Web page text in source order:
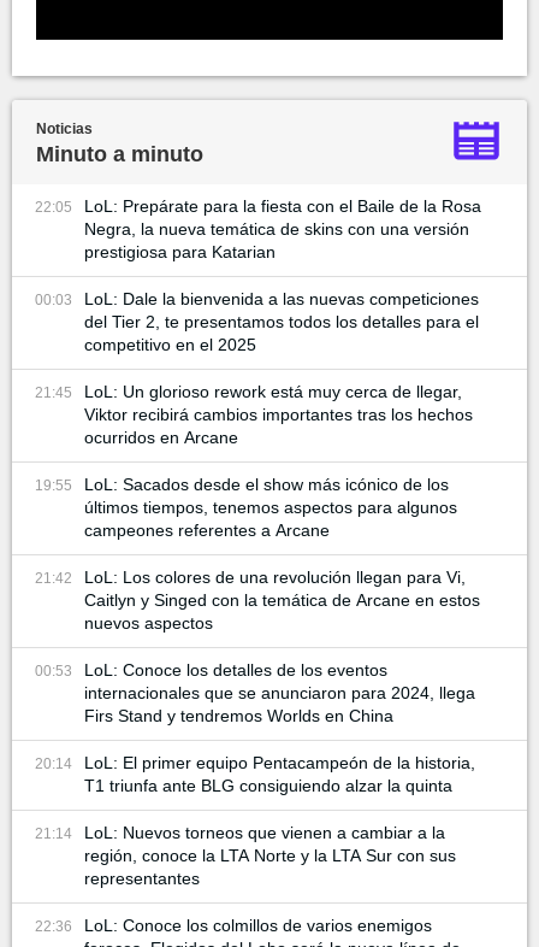
Noticias
Minuto a minuto
22:05
LoL: Prepárate para la fiesta con el Baile de la Rosa
Negra, la nueva temática de skins con una versión
prestigiosa para Katarian
00:03
LoL: Dale la bienvenida a las nuevas competiciones
del Tier 2, te presentamos todos los detalles para el
competitivo en el 2025
21:45
LoL: Un glorioso rework está muy cerca de llegar,
Viktor recibirá cambios importantes tras los hechos
ocurridos en Arcane
19:55
LoL: Sacados desde el show más icónico de los
últimos tiempos, tenemos aspectos para algunos
campeones referentes a Arcane
21:42
LoL: Los colores de una revolución llegan para Vi,
Caitlyn y Singed con la temática de Arcane en estos
nuevos aspectos
00:53
LoL: Conoce los detalles de los eventos
internacionales que se anunciaron para 2024, llega
Firs Stand y tendremos Worlds en China
20:14
LoL: El primer equipo Pentacampeón de la historia,
T1 triunfa ante BLG consiguiendo alzar la quinta
21:14
LoL: Nuevos torneos que vienen a cambiar a la
región, conoce la LTA Norte y la LTA Sur con sus
representantes
22:36
LoL: Conoce los colmillos de varios enemigos